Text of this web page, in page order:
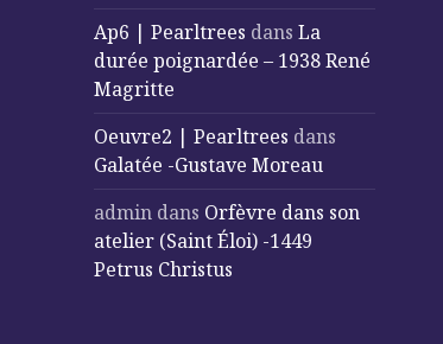
Ap6 | Pearltrees dansLa
durée poignardée – 1938 René
Magritte
Oeuvre2 | Pearltrees dans
Galatée -Gustave Moreau
admin dans Orfèvre dans son
atelier (Saint Éloi) -1449
Petrus Christus